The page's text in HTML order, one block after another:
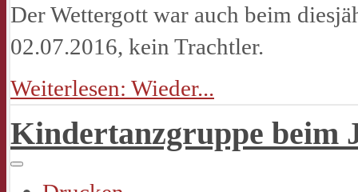
Der Wettergott war auch beim
02.07.2016, kein Trachtler.
Weiterlesen: Wieder...
Kindertanzgruppe beim